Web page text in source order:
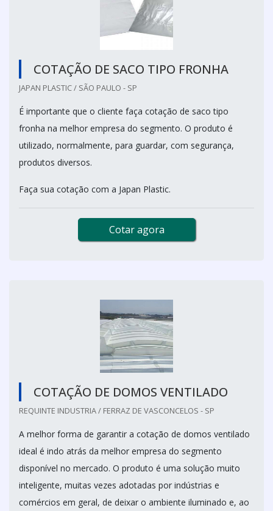
COTAÇÃO DE SACO TIPO FRONHA
JAPAN PLASTIC / SÃO PAULO - SP
É importante que o cliente faça cotação de saco tipo
fronha na melhor empresa do segmento. O produto é
utilizado, normalmente, para guardar, com segurança,
produtos diversos.
Faça sua cotação com a Japan Plastic.
Cotar agora
COTAÇÃO DE DOMOS VENTILADO
REQUINTE INDUSTRIA / FERRAZ DE VASCONCELOS - SP
A melhor forma de garantir a cotação de domos ventilado
ideal é indo atrás da melhor empresa do segmento
disponível no mercado. O produto é uma solução muito
inteligente, muitas vezes adotadas por indústrias e
comércios em geral, de deixar o ambiente iluminado e, ao